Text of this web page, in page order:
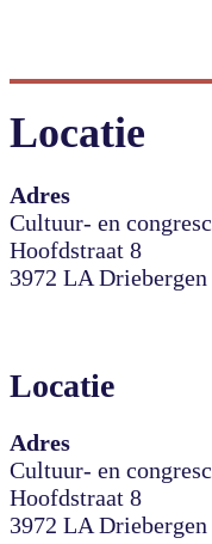
Locatie
Adres
Cultuur- en
Hoofdstraat 8
3972 LA Driebergen
Locatie
Adres
Cultuur- en
Hoofdstraat 8
3972 LA Driebergen